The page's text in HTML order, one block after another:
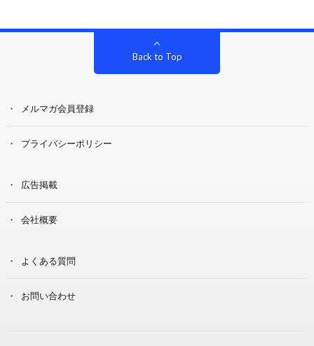
Back to Top
メルマガ会員登録
プライバシーポリシー
広告掲載
会社概要
よくある質問
お問い合わせ